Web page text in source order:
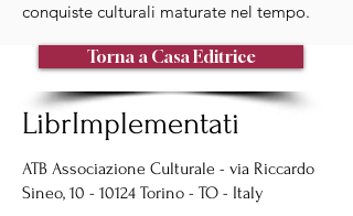
conquiste culturali maturate nel tempo.
Torna a Casa Editrice
LibrImplementati
ATB Associazione Culturale - via Riccardo
Sineo, 10 - 10124 Torino - TO - Italy